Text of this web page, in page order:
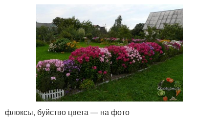
флоксы, буйство цвета — на фото